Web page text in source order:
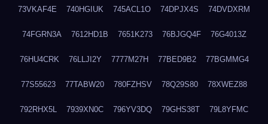
73VKAF4E 740HGIUK 745ACL1O 74DPJX4S 74DVDXRM
74FGRN3A 7612HD1B 7651K273 76BJGQ4F 76G4013Z
76HU4CRK 76LLJI2Y 7777M27H 77BED9B2 77BGMMG4
77S55623 77TABW20 780FZHSV 78Q29S80 78XWEZ88
792RHX5L 7939XN0C 796YV3DQ 79GHS38T 79L8YFMC